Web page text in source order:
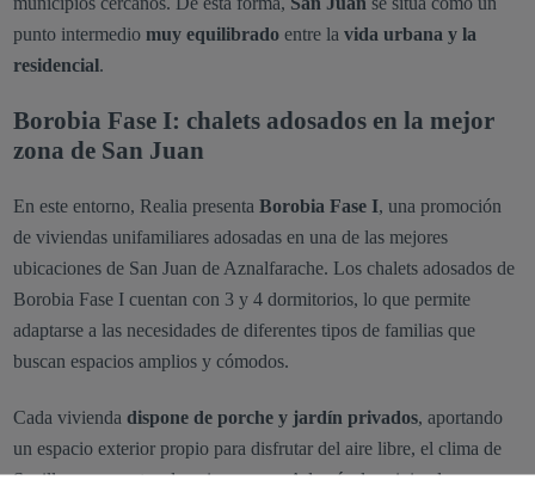
punto intermedio muy equilibradoentre la vida urbana y la
residencial.
Borobia Fase I: chalets adosados en la mejor
zona de San Juan
En este entorno, Realia presenta Borobia Fase I, una promoción
de viviendas unifamiliares adosadas en una de las mejores
ubicaciones de San Juan de Aznalfarache. Los chalets adosados de
Borobia Fase I cuentan con 3 y 4 dormitorios, lo que permite
adaptarse a las necesidades de diferentes tipos de familias que
buscan espacios amplios y cómodos.
Cada vivienda dispone de porche y jardín privados, aportando
un espacio exterior propio para disfrutar del aire libre, el clima de